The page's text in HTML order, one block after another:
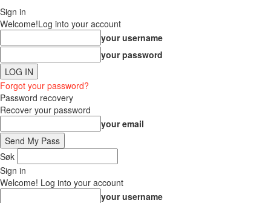
Sign in
Welcome!Log into your account
your username
your password
Forgot your password?
Password recovery
Recover your password
your email
Søk
Sign in
Welcome! Log into your account
your username